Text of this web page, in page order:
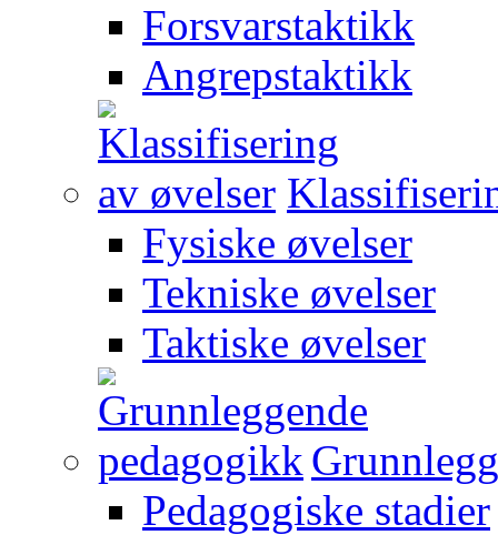
Forsvarstaktikk
Angrepstaktikk
Fysiske øvelser
Tekniske øvelser
Taktiske øvelser
Pedagogiske stadier